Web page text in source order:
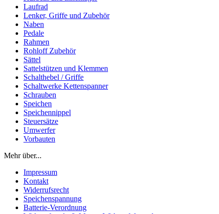
Laufrad
Lenker, Griffe und Zubehör
Naben
Pedale
Rahmen
Rohloff Zubehör
Sättel
Sattelstützen und Klemmen
Schalthebel / Griffe
Schaltwerke Kettenspanner
Schrauben
Speichen
Speichennippel
Steuersätze
Umwerfer
Vorbauten
Mehr über...
Impressum
Kontakt
Widerrufsrecht
Speichenspannung
Batterie-Verordnung